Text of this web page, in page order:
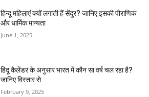
हिन्दू महिलाएं क्यों लगाती हैं सेंदुर? जानिए इसकी पौराणिक
और धार्मिक मान्यता
June 1, 2025
हिंदू कैलेंडर के अनुसार भारत में कौन सा वर्ष चल रहा है?
जानिए विस्तार से
February 9, 2025